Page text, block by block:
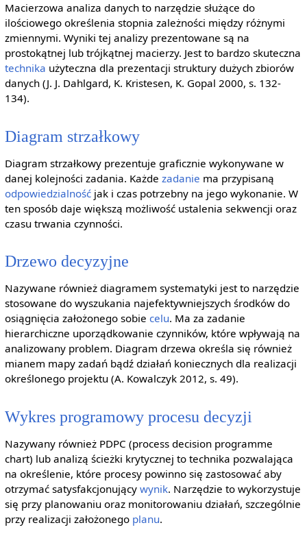
Macierzowa analiza danych to narzędzie służące do
ilościowego określenia stopnia zależności między różnymi
zmiennymi. Wyniki tej analizy prezentowane są na
prostokątnej lub trójkątnej macierzy. Jest to bardzo skuteczna
technika użyteczna dla prezentacji struktury dużych zbiorów
danych (J. J. Dahlgard, K. Kristesen, K. Gopal 2000, s. 132-
134).
Diagram strzałkowy
Diagram strzałkowy prezentuje graficznie wykonywane w
danej kolejności zadania. Każde zadanie ma przypisaną
odpowiedzialnośćjak i czas potrzebny na jego wykonanie. W
ten sposób daje większą możliwość ustalenia sekwencji oraz
czasu trwania czynności.
Drzewo decyzyjne
Nazywane również diagramem systematyki jest to narzędzie
stosowane do wyszukania najefektywniejszych środków do
osiągnięcia założonego sobie celu. Ma za zadanie
hierarchiczne uporządkowanie czynników, które wpływają na
analizowany problem. Diagram drzewa określa się również
mianem mapy zadań bądź działań koniecznych dla realizacji
określonego projektu (A. Kowalczyk 2012, s. 49).
Wykres programowy procesu decyzji
Nazywany również PDPC (process decision programme
chart) lub analizą ścieżki krytycznej to technika pozwalająca
na określenie, które procesy powinno się zastosować aby
otrzymać satysfakcjonujący wynik. Narzędzie to wykorzystuje
się przy planowaniu oraz monitorowaniu działań, szczególnie
przy realizacji założonego planu.